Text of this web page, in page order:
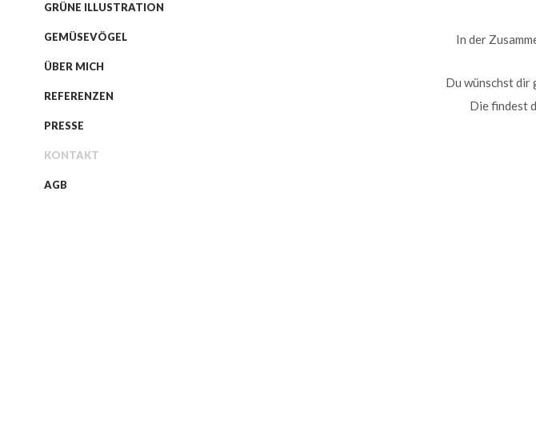
GRÜNE ILLUSTRATION
GEMÜSEVÖGEL
ÜBER MICH
REFERENZEN
PRESSE
KONTAKT
AGB
In der
Du wünschst dir
Die findest